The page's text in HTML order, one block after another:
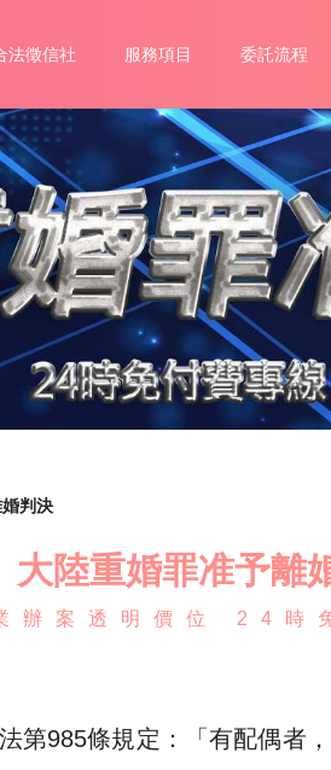
法徵信社 服務項目 委託流程
判決
大陸重婚罪准予離
辦案透明價位 24
第985條規定：「有配偶者